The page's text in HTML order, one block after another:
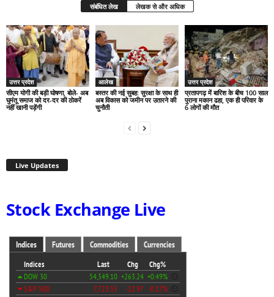
संबंधित लेख लेखक से और अधिक
उत्तर प्रदेश
सीएम योगी की बड़ी घोषणा, बोले- अब
घुमंतू समाज को दर-दर की ठोकरें
नहीं खानी पड़ेंगी
आलेख
बस्तर की नई सुबह: सुरक्षा के साथ ही
अब विकास को जमीन पर उतारने की
चुनौती
उत्तर प्रदेश
प्रतापगढ़ में बारिश के बीच 100 साल
पुराना मकान ढहा, एक ही परिवार के
6 लोगों की मौत
Live Updates
Stock Exchange Live